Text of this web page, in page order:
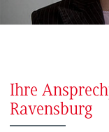
Ihre
Ravensburg